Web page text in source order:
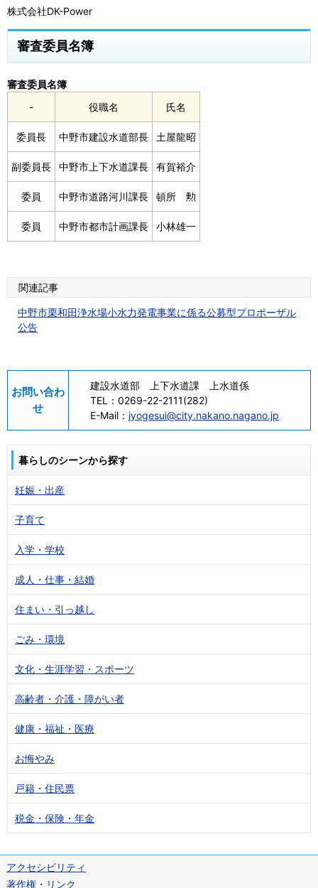
株式会社DK-Power
審査委員名簿
審査委員名簿
-
役職名 氏名
委員長 中野市建設水道部長 土屋龍昭
副委員長 中野市上下水道課長 有賀裕介
委員 中野市道路河川課長 頓所 勲
委員 中野市都市計画課長 小林雄一
関連記事
中野市栗和田浄水場小水力発電事業に係る公募型プロポーザル
公告
お問い合わ
せ
建設水道部 上下水道課 上水道係
TEL： 0269-22-2111(282)
E-Mail： jyogesui@city.nakano.nagano.jp
暮らしのシーンから探す
妊娠・出産
子育て
入学・学校
成人・仕事・結婚
住まい・引っ越し
ごみ・環境
文化・生涯学習・スポーツ
高齢者・介護・障がい者
健康・福祉・医療
お悔やみ
戸籍・住民票
税金・保険・年金
アクセシビリティ
著作権・リンク